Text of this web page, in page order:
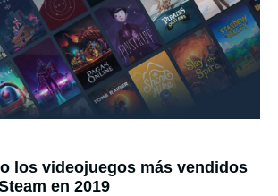
los videojuegos más vendidos
en 2019